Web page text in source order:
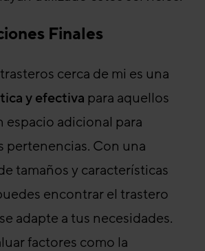
Finales
cerca de mi es una
y efectiva para aquellos
espacio adicional para
pertenencias. Con una
tamaños y características
encontrar el trastero
adapte a tus necesidades.
factores como la